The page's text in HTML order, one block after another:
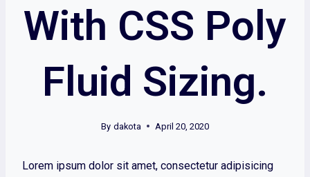
With CSS Poly
Fluid Sizing.
By dakota April 20, 2020
Lorem ipsum dolor sit amet, consectetur adipisicing